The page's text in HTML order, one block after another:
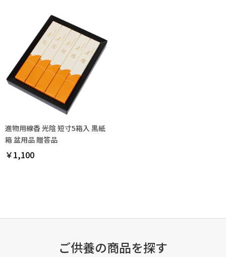
進物用線香 光陰 短寸5箱入 黒紙
箱 盆用品 贈答品
￥1,100
ご供養の商品を探す